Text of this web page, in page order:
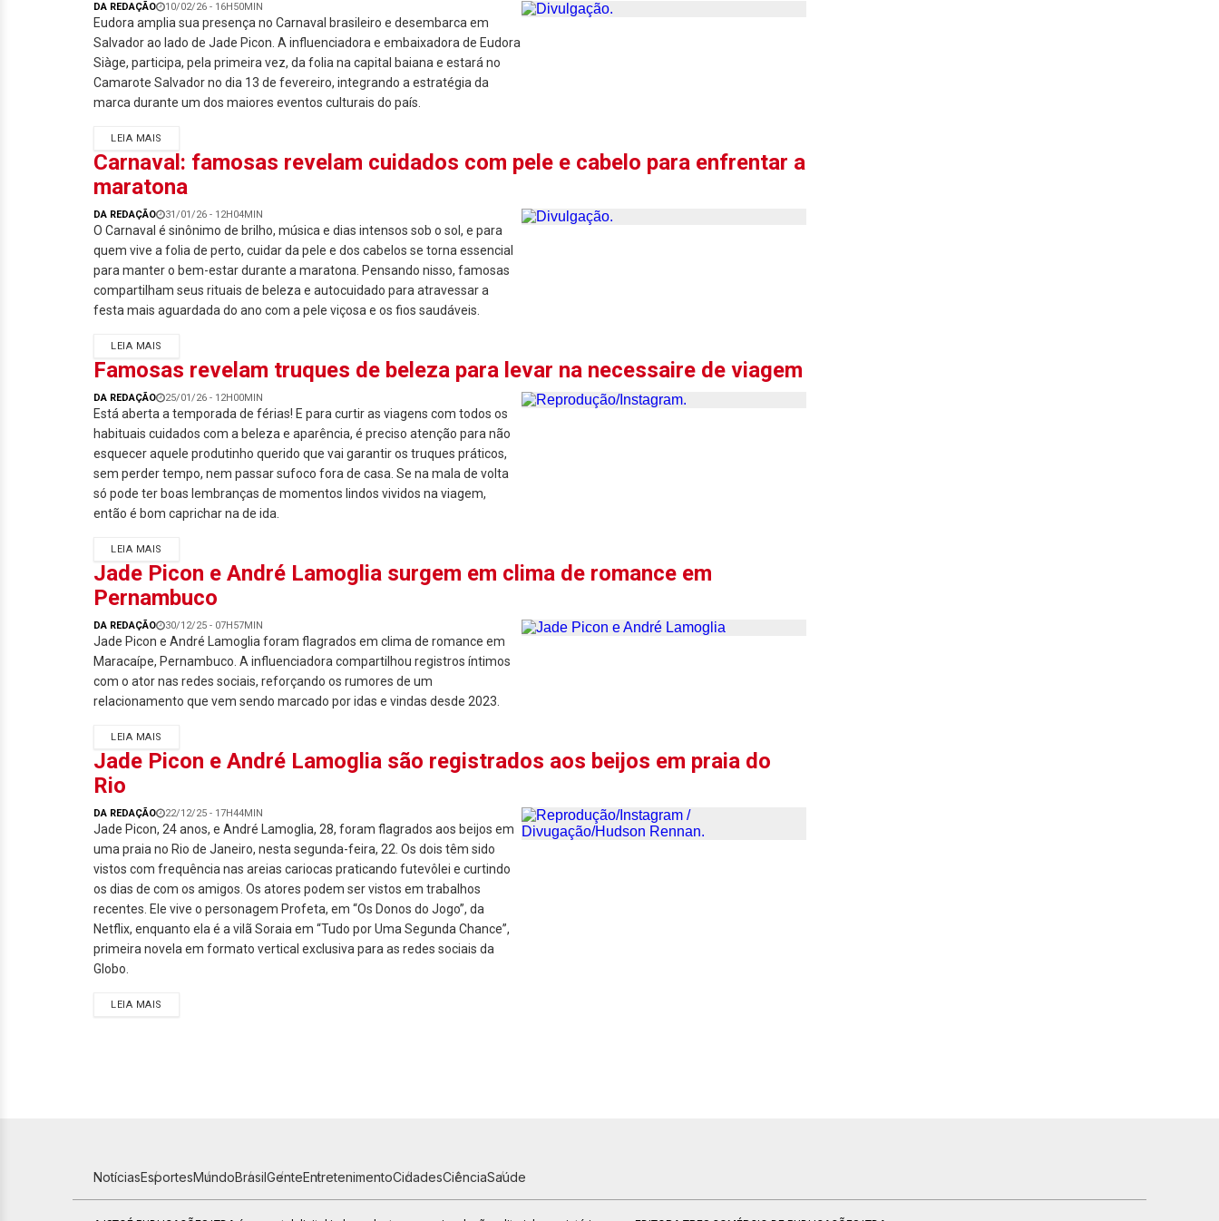
DA REDAÇÃO 10/02/26 - 16H50MIN
Eudora amplia sua presença no Carnaval brasileiro e desembarca em
Salvador ao lado de Jade Picon. A influenciadora e embaixadora de Eudora
Siàge, participa, pela primeira vez, da folia na capital baiana e estará no
Camarote Salvador no dia 13 de fevereiro, integrando a estratégia da
marca durante um dos maiores eventos culturais do país.
LEIA MAIS
Carnaval: famosas revelam cuidados com pele e cabelo para enfrentar a
maratona
DA REDAÇÃO 31/01/26 - 12H04MIN
O Carnaval é sinônimo de brilho, música e dias intensos sob o sol, e para
quem vive a folia de perto, cuidar da pele e dos cabelos se torna essencial
para manter o bem-estar durante a maratona. Pensando nisso, famosas
compartilham seus rituais de beleza e autocuidado para atravessar a
festa mais aguardada do ano com a pele viçosa e os fios saudáveis.
LEIA MAIS
Famosas revelam truques de beleza para levar na necessaire de viagem
DA REDAÇÃO 25/01/26 - 12H00MIN
Está aberta a temporada de férias! E para curtir as viagens com todos os
habituais cuidados com a beleza e aparência, é preciso atenção para não
esquecer aquele produtinho querido que vai garantir os truques práticos,
sem perder tempo, nem passar sufoco fora de casa. Se na mala de volta
só pode ter boas lembranças de momentos lindos vividos na viagem,
então é bom caprichar na de ida.
LEIA MAIS
Jade Picon e André Lamoglia surgem em clima de romance em
Pernambuco
DA REDAÇÃO 30/12/25 - 07H57MIN
Jade Picon e André Lamoglia foram flagrados em clima de romance em
Maracaípe, Pernambuco. A influenciadora compartilhou registros íntimos
com o ator nas redes sociais, reforçando os rumores de um
relacionamento que vem sendo marcado por idas e vindas desde 2023.
LEIA MAIS
Jade Picon e André Lamoglia são registrados aos beijos em praia do
Rio
DA REDAÇÃO 22/12/25 - 17H44MIN
Jade Picon, 24 anos, e André Lamoglia, 28, foram flagrados aos beijos em
uma praia no Rio de Janeiro, nesta segunda-feira, 22. Os dois têm sido
vistos com frequência nas areias cariocas praticando futevôlei e curtindo
os dias de com os amigos. Os atores podem ser vistos em trabalhos
recentes. Ele vive o personagem Profeta, em “Os Donos do Jogo”, da
Netflix, enquanto ela é a vilã Soraia em “Tudo por Uma Segunda Chance”,
primeira novela em formato vertical exclusiva para as redes sociais da
Globo.
LEIA MAIS
NotíciasEsportesMundoBrasilGenteEntretenimentoCidadesCiênciaSaúde